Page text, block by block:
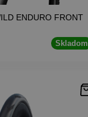
ENDURO FRONT
Skladom